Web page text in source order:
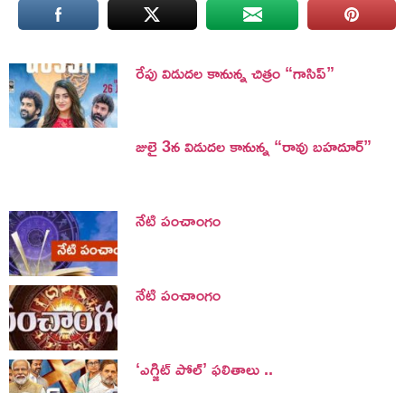
రేపు విడుదల కానున్న చిత్రం “గాసిప్”
జులై 3న విడుదల కానున్న “రావు బహదూర్”
నేటి పంచాంగం
నేటి పంచాంగం
‘ఎగ్జిట్ పోల్’ ఫలితాలు ..